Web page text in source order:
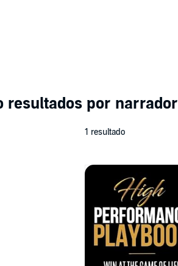
resultados por narrador
1 resultado